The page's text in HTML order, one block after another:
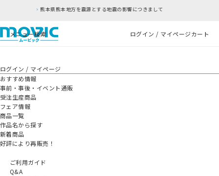
源とする地震の影響につきまして
メニュー検索 ログイン / マイページカート
ログイン / マイページ
おすすめ情報
事前・事後・イベント通販
受注生産商品
フェア情報
商品一覧
作品名から探す
新着商品
好評により再販売！
ご利用ガイド
Q&A